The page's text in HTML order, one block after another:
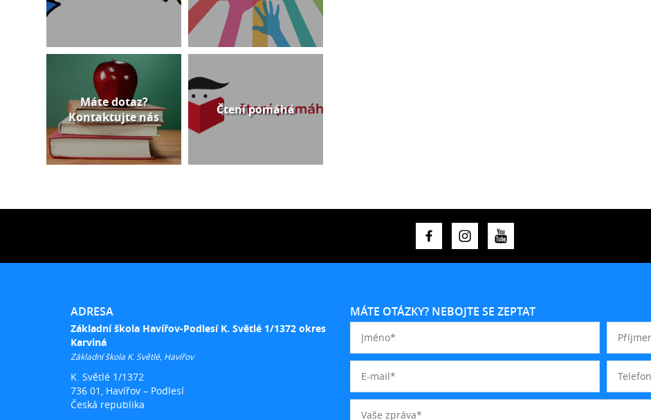
Máte dotaz?
Kontaktujte nás
Čtení pomáhá
ADRESA
Základní škola Havířov-Podlesí K. Světlé 1/1372 okres
Karviná
Základní škola K. Světlé, Havířov
K. Světlé 1/1372
736 01, Havířov – Podlesí
Česká republika
MÁTE OTÁZKY? NEBOJTE SE ZEPTAT